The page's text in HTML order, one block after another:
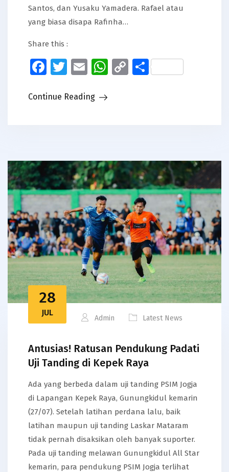
Santos, dan Yusaku Yamadera. Rafael atau
yang biasa disapa Rafinha…
Share this :
Facebook
Twitter
EmailWhatsApp
CopyShare
Continue Reading
28
JUL
Admin Latest News
Antusias! Ratusan Pendukung Padati
Uji Tanding di Kepek Raya
Ada yang berbeda dalam uji tanding PSIM Jogja
di Lapangan Kepek Raya, Gunungkidul kemarin
(27/07). Setelah latihan perdana lalu, baik
latihan maupun uji tanding Laskar Mataram
tidak pernah disaksikan oleh banyak suporter.
Pada uji tanding melawan Gunungkidul All Star
kemarin, para pendukung PSIM Jogja terlihat